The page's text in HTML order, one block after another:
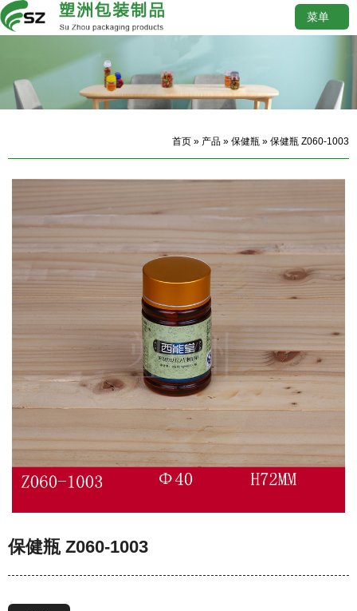
菜单
首页 » 产品 » 保健瓶 » 保健瓶 Z060-1003
保健瓶 Z060-1003